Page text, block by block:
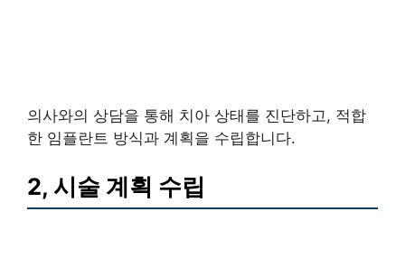
의사와의 상담을 통해 치아 상태를 진단하고, 적합
한 임플란트 방식과 계획을 수립합니다.
2, 시술 계획 수립